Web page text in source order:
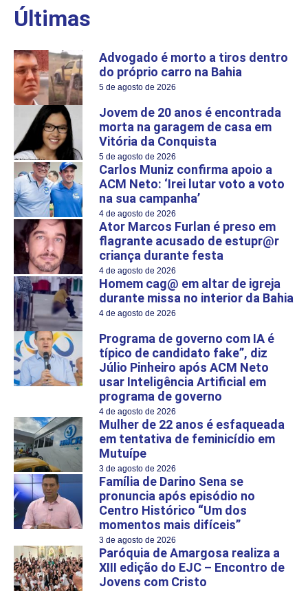
Últimas
Advogado é morto a tiros dentro
do próprio carro na Bahia
5 de agosto de 2026
Jovem de 20 anos é encontrada
morta na garagem de casa em
Vitória da Conquista
5 de agosto de 2026
Carlos Muniz confirma apoio a
ACM Neto: ‘Irei lutar voto a voto
na sua campanha’
4 de agosto de 2026
Ator Marcos Furlan é preso em
flagrante acusado de estupr@r
criança durante festa
4 de agosto de 2026
Homem cag@ em altar de igreja
durante missa no interior da Bahia
4 de agosto de 2026
Programa de governo com IA é
típico de candidato fake”, diz
Júlio Pinheiro após ACM Neto
usar Inteligência Artificial em
programa de governo
4 de agosto de 2026
Mulher de 22 anos é esfaqueada
em tentativa de feminicídio em
Mutuípe
3 de agosto de 2026
Família de Darino Sena se
pronuncia após episódio no
Centro Histórico “Um dos
momentos mais difíceis”
3 de agosto de 2026
Paróquia de Amargosa realiza a
XIII edição do EJC – Encontro de
Jovens com Cristo